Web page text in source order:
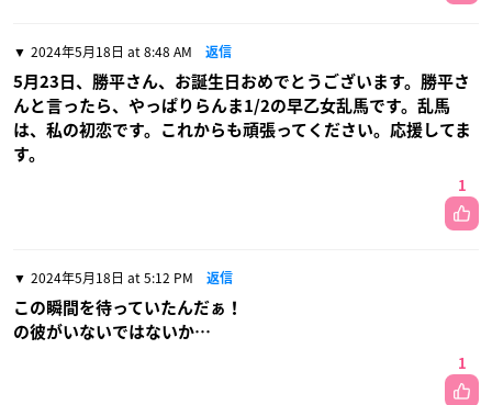
2024年5月18日 at 8:48 AM 返信
5月23日、勝平さん、お誕生日おめでとうございます。勝平さ
んと言ったら、やっぱりらんま1/2の早乙女乱馬です。乱馬
は、私の初恋です。これからも頑張ってください。応援してま
す。
1
2024年5月18日 at 5:12 PM 返信
この瞬間を待っていたんだぁ！
の彼がいないではないか…
1